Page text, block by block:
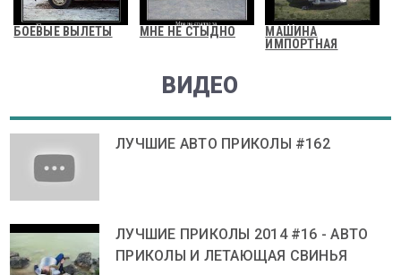
БОЕВЫЕ ВЫЛЕТЫ МНЕ НЕ СТЫДНО
МАШИНА
ИМПОРТНАЯ
ВИДЕО
ЛУЧШИЕ АВТО ПРИКОЛЫ #162
ЛУЧШИЕ ПРИКОЛЫ 2014 #16 - АВТО
ПРИКОЛЫ И ЛЕТАЮЩАЯ СВИНЬЯ